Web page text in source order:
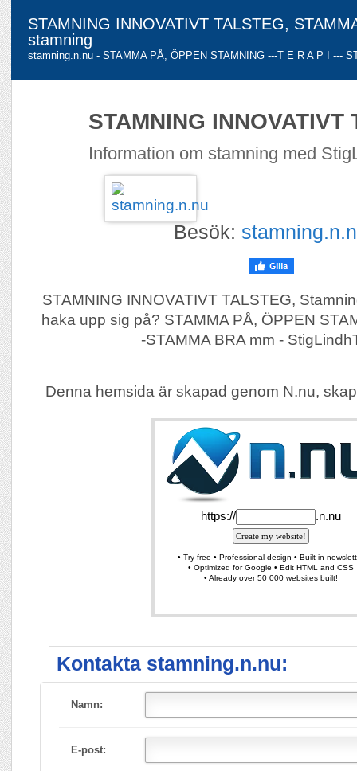
STAMNING INNOVATIVT TALSTEG,
stamning
stamning.n.nu - STAMMA PÅ, ÖPPEN STAMNING ---T E R A P I ---
STAMNING INNOVATIVT
Information om stamning med
Besök:
STAMNING INNOVATIVT TALSTEG,
haka upp sig på? STAMMA PÅ, ÖPPEN
-STAMMA BRA mm -
Denna hemsida är skapad genom N.nu,
Kontakta stamning.n.nu:
Namn:
E-post: